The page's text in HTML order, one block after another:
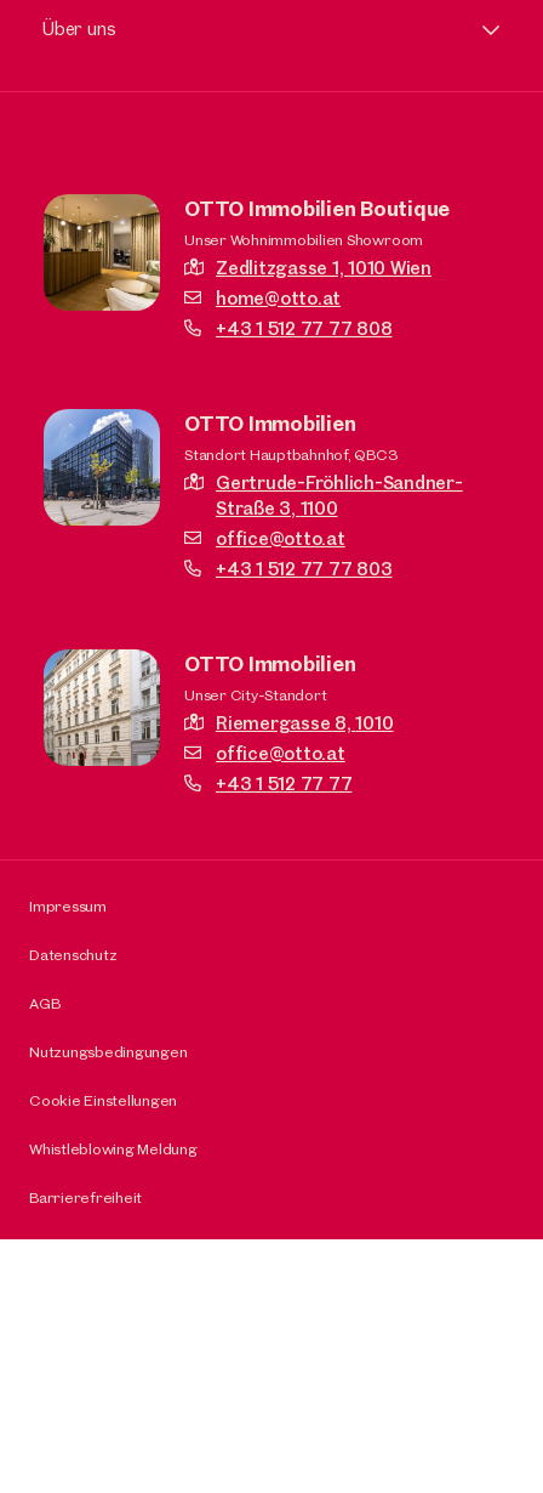
Über uns
OTTO Immobilien Boutique
Unser Wohnimmobilien Showroom
Zedlitzgasse 1,1010 Wien
home@otto.at
+43 1 512 77 77 808
OTTO Immobilien
Standort Hauptbahnhof, QBC3
Gertrude-Fröhlich-Sandner-
Straße 3, 1100
office@otto.at
+43 1 512 77 77 803
OTTO Immobilien
Unser City-Standort
Riemergasse 8,1010
office@otto.at
+43 1 512 77 77
Impressum
Datenschutz
AGB
Nutzungsbedingungen
Cookie Einstellungen
Whistleblowing Meldung
Barrierefreiheit